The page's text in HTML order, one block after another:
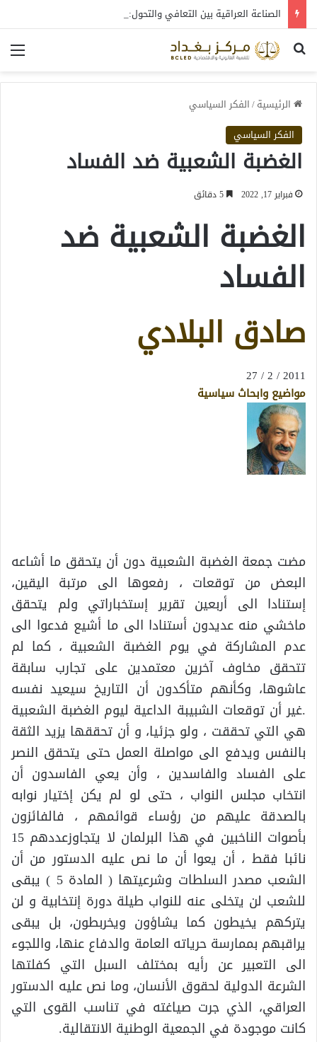
بحث عن
الرئيسية/الفكر السياسي
الفكر السياسي
الغضبة الشعبية ضد الفساد
فبراير 17, 2022
الغضبة الشعبية ضد
الفساد
صادق البلادي
2011 / 2 / 27
مواضيع وابحاث سياسية
مضت جمعة الغضبة الشعبية دون أن يتحقق ما أشاعه
البعض من توقعات ، رفعوها الى مرتبة اليقين،
إستنادا الى أربعين تقرير إستخباراتي ولم يتحقق
ماخشي منه عديدون أستنادا الى ما أشيع فدعوا الى
عدم المشاركة في يوم الغضبة الشعبية ، كما لم
تتحقق مخاوف آخرين معتمدين على تجارب سابقة
عاشوها، وكأنهم متأكدون أن التاريخ سيعيد نفسه
.غير أن توقعات الشبيبة الداعية ليوم الغضبة الشعبية
هي التي تحققت ، ولو جزئيا، و أن تحققها يزيد الثقة
بالنفس ويدفع الى مواصلة العمل حتى يتحقق النصر
على الفساد والفاسدين ، وأن يعي الفاسدون أن
انتخاب مجلس النواب ، حتى لو لم يكن إختيار نوابه
بالصدقة عليهم من رؤساء قوائمهم ، فالفائزون
بأصوات الناخبين في هذا البرلمان لا يتجاوزعددهم 15
نائبا فقط ، أن يعوا أن ما نص عليه الدستور من أن
الشعب مصدر السلطات وشرعيتها ( المادة 5 ) يبقى
للشعب لن يتخلى عنه للنواب طيلة دورة إنتخابية و لن
يتركهم يخيطون كما يشاؤون ويخربطون، بل يبقى
يراقبهم بممارسة حرياته العامة والدفاع عنها، واللجوء
الى التعبير عن رأيه بمختلف السبل التي كفلتها
الشرعة الدولية لحقوق الأنسان، وما نص عليه الدستور
العراقي، الذي جرت صياغته في تناسب القوى التي
كانت موجودة في الجمعية الوطنية الانتقالية.